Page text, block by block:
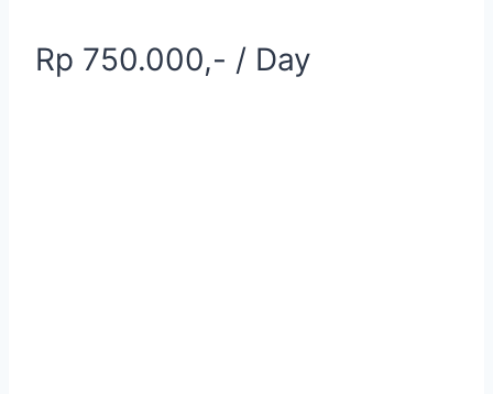
Rp 750.000,- / Day